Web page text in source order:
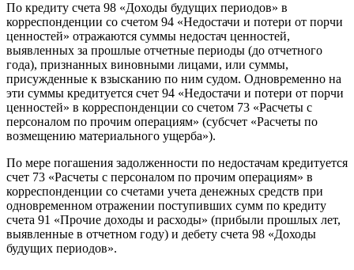
По кредиту счета 98 «Доходы будущих периодов» в
корреспонденции со счетом 94 «Недостачи и потери от порчи
ценностей» отражаются суммы недостач ценностей,
выявленных за прошлые отчетные периоды (до отчетного
года), признанных виновными лицами, или суммы,
присужденные к взысканию по ним судом. Одновременно на
эти суммы кредитуется счет 94 «Недостачи и потери от порчи
ценностей» в корреспонденции со счетом 73 «Расчеты с
персоналом по прочим операциям» (субсчет «Расчеты по
возмещению материального ущерба»).
По мере погашения задолженности по недостачам кредитуется
счет 73 «Расчеты с персоналом по прочим операциям» в
корреспонденции со счетами учета денежных средств при
одновременном отражении поступивших сумм по кредиту
счета 91 «Прочие доходы и расходы» (прибыли прошлых лет,
выявленные в отчетном году) и дебету счета 98 «Доходы
будущих периодов».